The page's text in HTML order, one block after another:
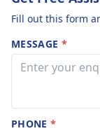
Fill out this form
MESSAGE *
PHONE*